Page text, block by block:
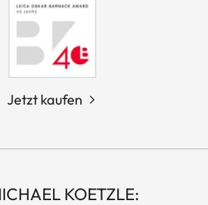
Jetzt kaufen
KOETZLE: